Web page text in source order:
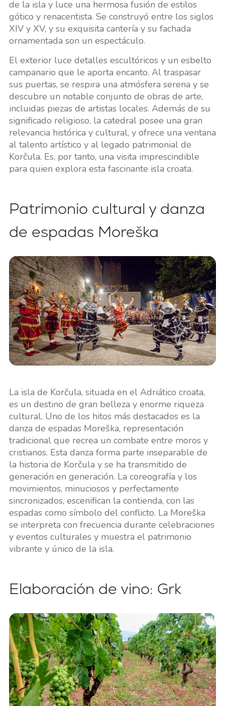
de la isla y luce una hermosa fusión de estilos
gótico y renacentista. Se construyó entre los siglos
XIV y XV, y su exquisita cantería y su fachada
ornamentada son un espectáculo.
El exterior luce detalles escultóricos y un esbelto
campanario que le aporta encanto. Al traspasar
sus puertas, se respira una atmósfera serena y se
descubre un notable conjunto de obras de arte,
incluidas piezas de artistas locales. Además de su
significado religioso, la catedral posee una gran
relevancia histórica y cultural, y ofrece una ventana
al talento artístico y al legado patrimonial de
Korčula. Es, por tanto, una visita imprescindible
para quien explora esta fascinante isla croata.
Patrimonio cultural y danza
de espadas Moreška
La isla de Korčula, situada en el Adriático croata,
es un destino de gran belleza y enorme riqueza
cultural. Uno de los hitos más destacados es la
danza de espadas Moreška, representación
tradicional que recrea un combate entre moros y
cristianos. Esta danza forma parte inseparable de
la historia de Korčula y se ha transmitido de
generación en generación. La coreografía y los
movimientos, minuciosos y perfectamente
sincronizados, escenifican la contienda, con las
espadas como símbolo del conflicto. La Moreška
se interpreta con frecuencia durante celebraciones
y eventos culturales y muestra el patrimonio
vibrante y único de la isla.
Elaboración de vino: Grk